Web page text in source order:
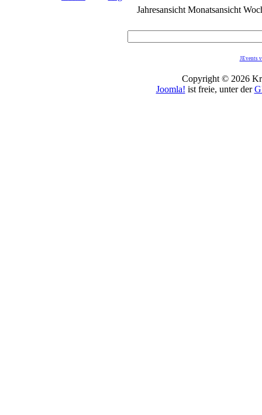
Jahresansicht Monatsansicht
JEvents
Copyright © 2026
Joomla! ist freie, unter der